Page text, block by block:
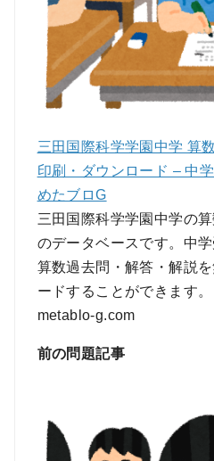
三田国際科学学園中学 算
印刷・ダウンロード – 中
めたブロG
三田国際科学学園中学の
のデータベースです。中
算数過去問・解答・解説
ードすることができます
metablo-g.com
前の問題記事